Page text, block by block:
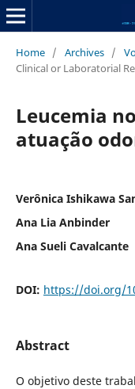
Home / Archives /
Clinical or Laboratorial
Leucemia
atuação
Verônica Ishikawa
Ana Lia Anbinder
Ana Sueli Cavalcante
DOI: https://doi.org/
Abstract
O objetivo deste